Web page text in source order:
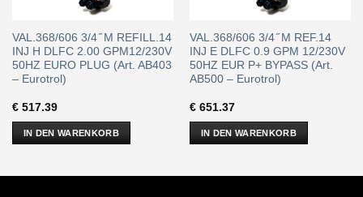
VAL.368/606 3/4 ̋ M REFILL.14
INJ H DLFC 2.00 GPM12/230V
50HZ EURO PLUG (Art. AB403
– Eurotrol)
€517.39
IN DEN WARENKORB
VAL.368/606 3/4 ̋ M REF.14
INJ E DLFC 0.9 GPM 12/230V
50HZ EUR P+ BYPASS (Art.
AB500 – Eurotrol)
€651.37
IN DEN WARENKORB